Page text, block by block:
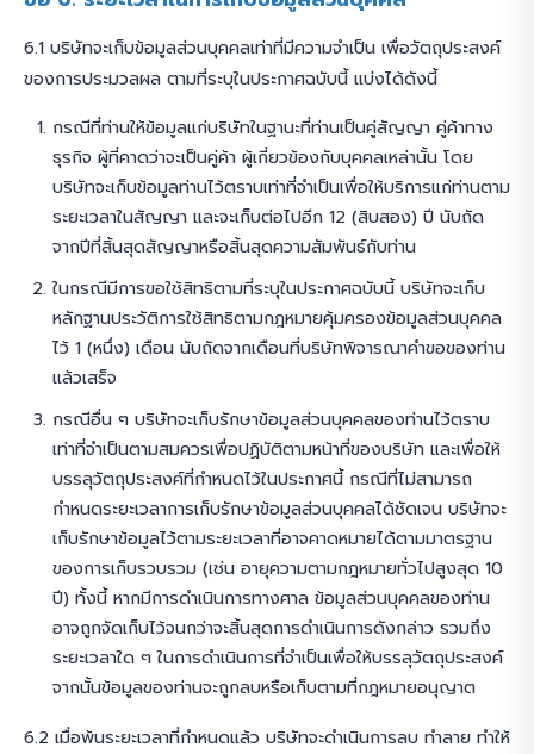
6.1 บริษัทจะเก็บข้อมูลส่วนบุคคลเท่าที่มีความจำเป็น เพื่อวัตถุประสงค์
ของการประมวลผล ตามที่ระบุในประกาศฉบับนี้ แบ่งได้ดังนี้
กรณีที่ท่านให้ข้อมูลแก่บริษัทในฐานะที่ท่านเป็นคู่สัญญา คู่ค้าทาง
ธุรกิจ ผู้ที่คาดว่าจะเป็นคู่ค้า ผู้เกี่ยวข้องกับบุคคลเหล่านั้น โดย
บริษัทจะเก็บข้อมูลท่านไว้ตราบเท่าที่จำเป็นเพื่อให้บริการแก่ท่านตาม
ระยะเวลาในสัญญา และจะเก็บต่อไปอีก 12 (สิบสอง) ปี นับถัด
จากปีที่สิ้นสุดสัญญาหรือสิ้นสุดความสัมพันธ์กับท่าน
ในกรณีมีการขอใช้สิทธิตามที่ระบุในประกาศฉบับนี้ บริษัทจะเก็บ
หลักฐานประวัติการใช้สิทธิตามกฎหมายคุ้มครองข้อมูลส่วนบุคคล
ไว้ 1 (หนึ่ง) เดือน นับถัดจากเดือนที่บริษัทพิจารณาคำขอของท่าน
แล้วเสร็จ
กรณีอื่น ๆ บริษัทจะเก็บรักษาข้อมูลส่วนบุคคลของท่านไว้ตราบ
เท่าที่จำเป็นตามสมควรเพื่อปฏิบัติตามหน้าที่ของบริษัท และเพื่อให้
บรรลุวัตถุประสงค์ที่กำหนดไว้ในประกาศนี้ กรณีที่ไม่สามารถ
กำหนดระยะเวลาการเก็บรักษาข้อมูลส่วนบุคคลได้ชัดเจน บริษัทจะ
เก็บรักษาข้อมูลไว้ตามระยะเวลาที่อาจคาดหมายได้ตามมาตรฐาน
ของการเก็บรวบรวม (เช่น อายุความตามกฎหมายทั่วไปสูงสุด 10
ปี) ทั้งนี้ หากมีการดำเนินการทางศาล ข้อมูลส่วนบุคคลของท่าน
อาจถูกจัดเก็บไว้จนกว่าจะสิ้นสุดการดำเนินการดังกล่าว รวมถึง
ระยะเวลาใด ๆ ในการดำเนินการที่จำเป็นเพื่อให้บรรลุวัตถุประสงค์
จากนั้นข้อมูลของท่านจะถูกลบหรือเก็บตามที่กฎหมายอนุญาต
6.2 เมื่อพ้นระยะเวลาที่กำหนดแล้ว บริษัทจะดำเนินการลบ ทำลาย ทำให้